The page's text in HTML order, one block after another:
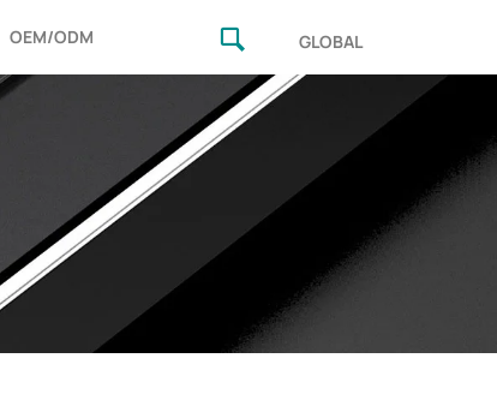
OEM/ODM GLOBAL